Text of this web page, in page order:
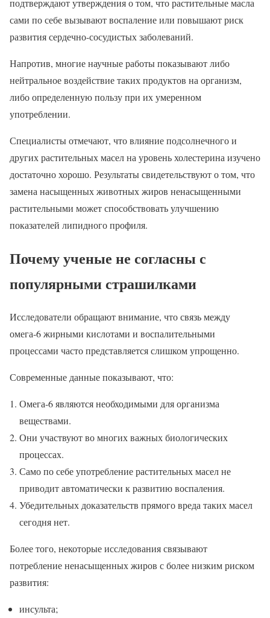
подтверждают утверждения о том, что растительные масла
сами по себе вызывают воспаление или повышают риск
развития сердечно-сосудистых заболеваний.
Напротив, многие научные работы показывают либо
нейтральное воздействие таких продуктов на организм,
либо определенную пользу при их умеренном
употреблении.
Специалисты отмечают, что влияние подсолнечного и
других растительных масел на уровень холестерина изучено
достаточно хорошо. Результаты свидетельствуют о том, что
замена насыщенных животных жиров ненасыщенными
растительными может способствовать улучшению
показателей липидного профиля.
Почему ученые не согласны с
популярными страшилками
Исследователи обращают внимание, что связь между
омега-6 жирными кислотами и воспалительными
процессами часто представляется слишком упрощенно.
Современные данные показывают, что:
Омега-6 являются необходимыми для организма
веществами.
Они участвуют во многих важных биологических
процессах.
Само по себе употребление растительных масел не
приводит автоматически к развитию воспаления.
Убедительных доказательств прямого вреда таких масел
сегодня нет.
Более того, некоторые исследования связывают
потребление ненасыщенных жиров с более низким риском
развития:
инсульта;